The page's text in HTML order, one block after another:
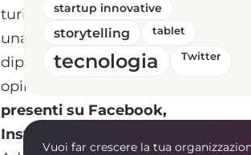
turistico. Oggi la scelta di
una meta di vacanza
dipende soprattutto dalle
opinioni e dai
presenti su Facebook,
Instagram e Twitter
startup innovative
storytelling tablet
tecnologia Twitter
Vuoi far crescere la tua